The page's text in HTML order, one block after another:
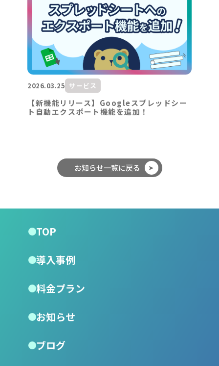
2026.03.25 サービス
【新機能リリース】Googleスプレッドシー
ト自動エクスポート機能を追加！
お知らせ一覧に戻る
TOP
導入事例
料金プラン
お知らせ
ブログ